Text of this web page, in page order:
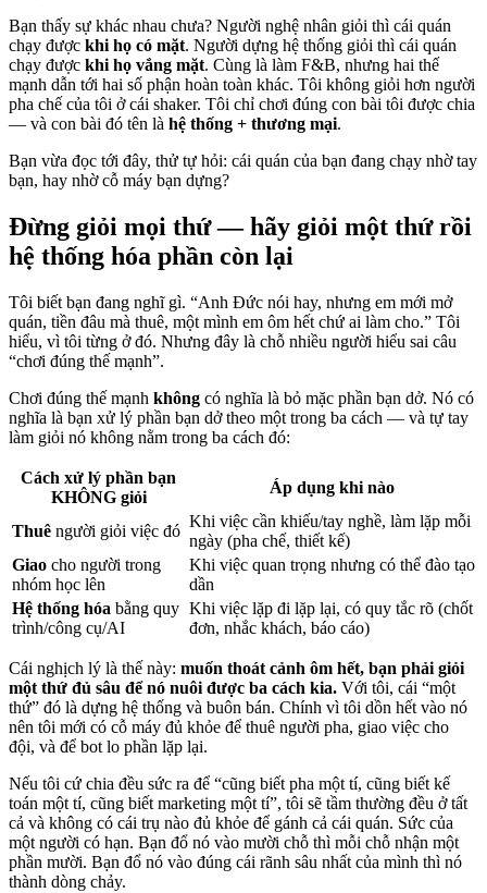
Bạn thấy sự khác nhau chưa? Người nghệ nhân giỏi thì cái quán
chạy được khi họ có mặt. Người dựng hệ thống giỏi thì cái quán
chạy được khi họ vắng mặt. Cùng là làm F&B, nhưng hai thế
mạnh dẫn tới hai số phận hoàn toàn khác. Tôi không giỏi hơn người
pha chế của tôi ở cái shaker. Tôi chỉ chơi đúng con bài tôi được chia
— và con bài đó tên là hệ thống + thương mại.
Bạn vừa đọc tới đây, thử tự hỏi: cái quán của bạn đang chạy nhờ tay
bạn, hay nhờ cỗ máy bạn dựng?
Đừng giỏi mọi thứ — hãy giỏi một thứ rồi
hệ thống hóa phần còn lại
Tôi biết bạn đang nghĩ gì. “Anh Đức nói hay, nhưng em mới mở
quán, tiền đâu mà thuê, một mình em ôm hết chứ ai làm cho.” Tôi
hiểu, vì tôi từng ở đó. Nhưng đây là chỗ nhiều người hiểu sai câu
“chơi đúng thế mạnh”.
Chơi đúng thế mạnh không có nghĩa là bỏ mặc phần bạn dở. Nó có
nghĩa là bạn xử lý phần bạn dở theo một trong ba cách — và tự tay
làm giỏi nó không nằm trong ba cách đó:
Cách xử lý phần bạn
KHÔNG giỏi
Áp dụng khi nào
Thuê người giỏi việc đó
Khi việc cần khiếu/tay nghề, làm lặp mỗi
ngày (pha chế, thiết kế)
Giao cho người trong
nhóm học lên
Khi việc quan trọng nhưng có thể đào tạo
dần
Hệ thống hóa bằng quy
trình/công cụ/AI
Khi việc lặp đi lặp lại, có quy tắc rõ (chốt
đơn, nhắc khách, báo cáo)
Cái nghịch lý là thế này: muốn thoát cảnh ôm hết, bạn phải giỏi
một thứ đủ sâu để nó nuôi được ba cách kia. Với tôi, cái “một
thứ” đó là dựng hệ thống và buôn bán. Chính vì tôi dồn hết vào nó
nên tôi mới có cỗ máy đủ khỏe để thuê người pha, giao việc cho
đội, và để bot lo phần lặp lại.
Nếu tôi cứ chia đều sức ra để “cũng biết pha một tí, cũng biết kế
toán một tí, cũng biết marketing một tí”, tôi sẽ tầm thường đều ở tất
cả và không có cái trụ nào đủ khỏe để gánh cả cái quán. Sức của
một người có hạn. Bạn đổ nó vào mười chỗ thì mỗi chỗ nhận một
phần mười. Bạn đổ nó vào đúng cái rãnh sâu nhất của mình thì nó
thành dòng chảy.